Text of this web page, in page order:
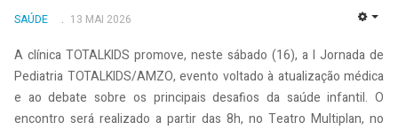
SAÚDE 13 MAI 2026
A clínica TOTALKIDS promove, neste sábado (16), a I Jornada de
Pediatria TOTALKIDS/AMZO, evento voltado à atualização médica
e ao debate sobre os principais desafios da saúde infantil. O
encontro será realizado a partir das 8h, no Teatro Multiplan, no